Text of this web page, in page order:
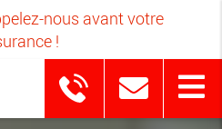
nous avant votre
!